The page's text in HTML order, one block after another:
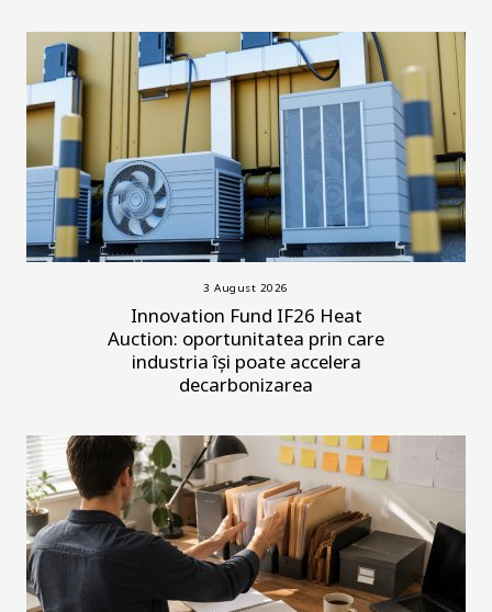
3 August 2026
Innovation Fund IF26 Heat
Auction: oportunitatea prin care
industria își poate accelera
decarbonizarea